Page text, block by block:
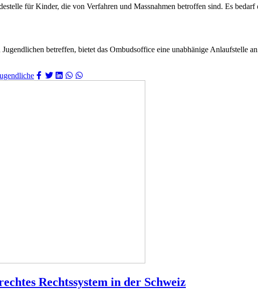
für Kinder, die von Verfahren und Massnahmen betroffen sind. Es
betreffen, bietet das Ombudsoffice eine unabhänige Anlaufstelle
Rechtssystem in der Schweiz